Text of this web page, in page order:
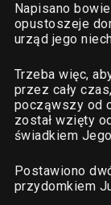
Napisano
opustoszeje
urząd jego
Trzeba więc,
przez cały
począwszy od
został wzięty
świadkiem
Postawiono
przydomkiem